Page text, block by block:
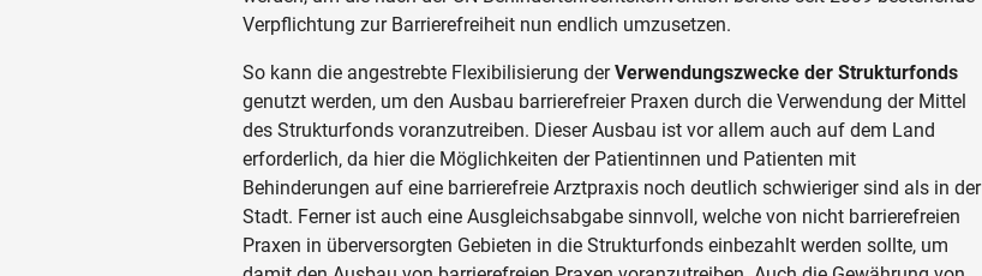
Verpflichtung zur Barrierefreiheit nun endlich umzusetzen.
So kann die angestrebte Flexibilisierung derVerwendungszwecke der Strukturfonds
genutzt werden, um den Ausbau barrierefreier Praxen durch die Verwendung der Mittel
des Strukturfonds voranzutreiben. Dieser Ausbau ist vor allem auch auf dem Land
erforderlich, da hier die Möglichkeiten der Patientinnen und Patienten mit
Behinderungen auf eine barrierefreie Arztpraxis noch deutlich schwieriger sind als in der
Stadt. Ferner ist auch eine Ausgleichsabgabe sinnvoll, welche von nicht barrierefreien
Praxen in überversorgten Gebieten in die Strukturfonds einbezahlt werden sollte, um